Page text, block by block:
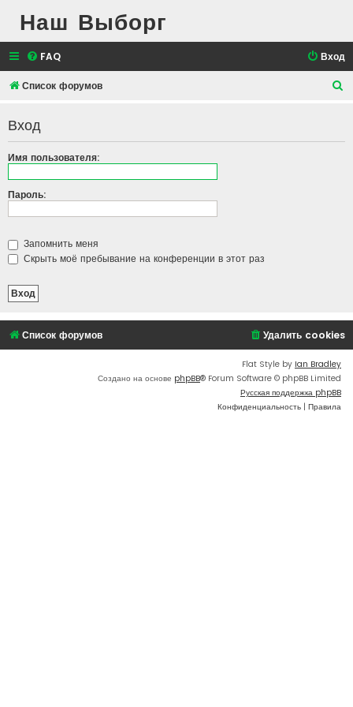
Наш Выборг
FAQ Вход
Список форумов
с
Вход
Имя пользователя:
Пароль:
Запомнить меня
Скрыть моё пребывание на конференции в этот раз
Список форумов Удалить cookies
Flat Style by Ian Bradley
Создано на основе phpBB® Forum Software © phpBB Limited
Русская поддержка phpBB
Конфиденциальность | Правила